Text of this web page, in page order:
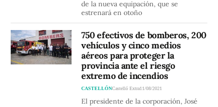
de la nueva equipación, que se
estrenará en otoño
750 efectivos de bomberos, 200
vehículos y cinco medios
aéreos para proteger la
provincia ante el riesgo
extremo de incendios
CASTELLÓNCastelló Extra11/08/2021
El presidente de la corporación, José